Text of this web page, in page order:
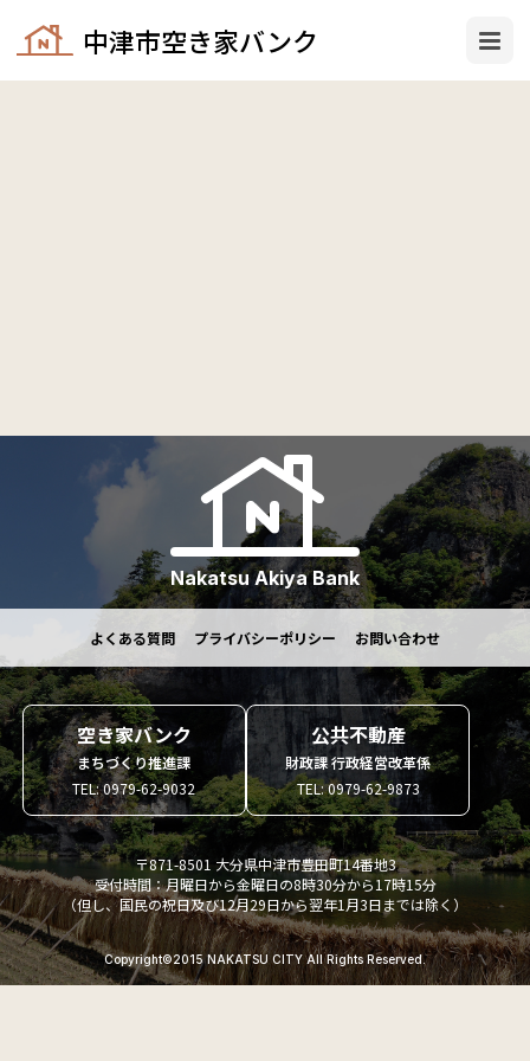
中津市空き家バンク
Nakatsu Akiya Bank
よくある質問 プライバシーポリシー お問い合わせ
空き家バンク
まちづくり推進課
TEL: 0979-62-9032
公共不動産
財政課 行政経営改革係
TEL: 0979-62-9873
〒871-8501 大分県中津市豊田町14番地3
受付時間：月曜日から金曜日の8時30分から17時15分
（但し、国民の祝日及び12月29日から翌年1月3日までは除く）
Copyright©2015 NAKATSU CITY All Rights Reserved.